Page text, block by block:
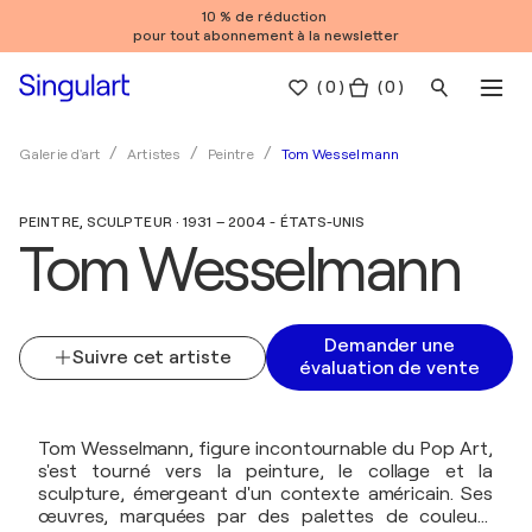
10 % de réduction
pour tout abonnement à la newsletter
(0 ) ( 0 )
Galerie d'art Artistes Peintre Tom Wesselmann
PEINTRE, SCULPTEUR · 1931 – 2004 - ÉTATS-UNIS
Tom Wesselmann
Suivre cet artiste
Demander une
évaluation de vente
Tom Wesselmann, figure incontournable du Pop Art,
s'est tourné vers la peinture, le collage et la
sculpture, émergeant d'un contexte américain. Ses
œuvres, marquées par des palettes de couleurs